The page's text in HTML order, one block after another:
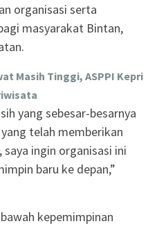
organisasi serta
masyarakat Bintan,
Masih Tinggi, ASPPI Kepri
yang sebesar-besarnya
telah memberikan
saya ingin organisasi ini
baru ke depan,”
kepemimpinan